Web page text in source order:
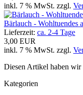
inkl. 7 % MwSt. zzgl.
Bärlauch - Wohltuendes
Lieferzeit: ca. 2-4 Tage
3,00 EUR
inkl. 7 % MwSt. zzgl.
Diesen Artikel haben wir
Kategorien